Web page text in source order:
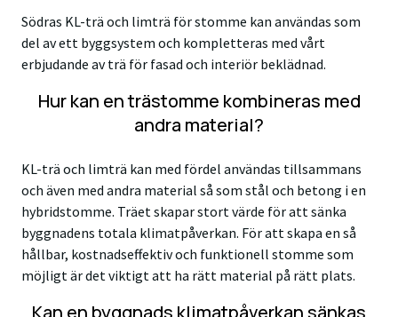
Södras KL-trä och limträ för stomme kan användas som
del av ett byggsystem och kompletteras med vårt
erbjudande av trä för fasad och interiör beklädnad.
Hur kan en trästomme kombineras med
andra material?
KL-trä och limträ kan med fördel användas tillsammans
och även med andra material så som stål och betong i en
hybridstomme. Träet skapar stort värde för att sänka
byggnadens totala klimatpåverkan. För att skapa en så
hållbar, kostnadseffektiv och funktionell stomme som
möjligt är det viktigt att ha rätt material på rätt plats.
Kan en byggnads klimatpåverkan sänkas